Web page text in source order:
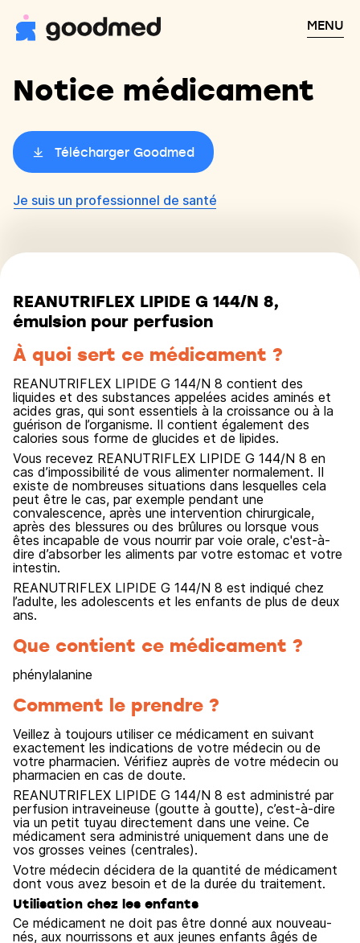
MENU
Notice médicament
Télécharger Goodmed
Je suis un professionnel de santé
REANUTRIFLEX LIPIDE G 144/N 8,
émulsion pour perfusion
À quoi sert ce médicament ?
REANUTRIFLEX LIPIDE G 144/N 8 contient des
liquides et des substances appelées acides aminés et
acides gras, qui sont essentiels à la croissance ou à la
guérison de l’organisme. Il contient également des
calories sous forme de glucides et de lipides.
Vous recevez REANUTRIFLEX LIPIDE G 144/N 8 en
cas d’impossibilité de vous alimenter normalement. Il
existe de nombreuses situations dans lesquelles cela
peut être le cas, par exemple pendant une
convalescence, après une intervention chirurgicale,
après des blessures ou des brûlures ou lorsque vous
êtes incapable de vous nourrir par voie orale, c'est-à-
dire d’absorber les aliments par votre estomac et votre
intestin.
REANUTRIFLEX LIPIDE G 144/N 8 est indiqué chez
l’adulte, les adolescents et les enfants de plus de deux
ans.
Que contient ce médicament ?
phénylalanine
Comment le prendre ?
Veillez à toujours utiliser ce médicament en suivant
exactement les indications de votre médecin ou de
votre pharmacien. Vérifiez auprès de votre médecin ou
pharmacien en cas de doute.
REANUTRIFLEX LIPIDE G 144/N 8 est administré par
perfusion intraveineuse (goutte à goutte), c’est-à-dire
via un petit tuyau directement dans une veine. Ce
médicament sera administré uniquement dans une de
vos grosses veines (centrales).
Votre médecin décidera de la quantité de médicament
dont vous avez besoin et de la durée du traitement.
Utilisation chez les enfants
Ce médicament ne doit pas être donné aux nouveau-
nés, aux nourrissons et aux jeunes enfants âgés de